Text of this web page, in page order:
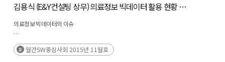
가장 높은 비중 차지하고 있으며, 판권 유형으로 TV 방영권, 비디오, 인터넷 등으로
김용식 (E&Y컨설팅 상무) 의료정보 빅데이터 활용 현황 및
전망
의료정보 빅데이터의 이슈
더 많은 데이터를 얻기 위해 다양한 기업들 노력중
한국은 목적 없이 플랫폼과 같은 웨어러블에만 집중한 사례 많음
월간SW중심사회 2015년 11월호